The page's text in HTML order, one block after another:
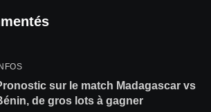
INFOS
sur le match Madagascar vs
de gros lots à gagner